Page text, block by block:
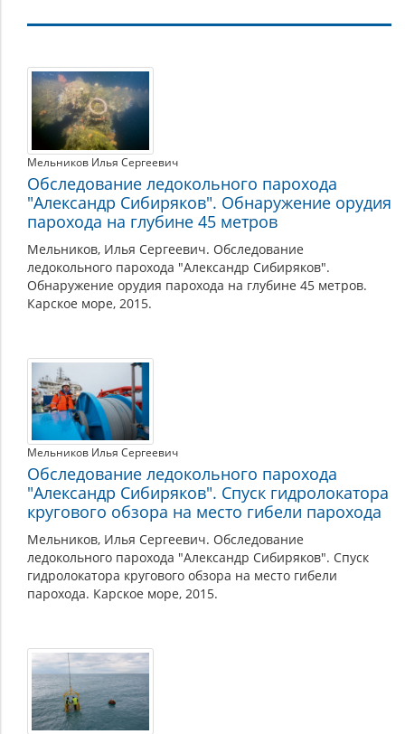
Память
Мельников Илья Сергеевич
Обследование ледокольного парохода
"Александр Сибиряков". Обнаружение орудия
парохода на глубине 45 метров
Мельников, Илья Сергеевич. Обследование
ледокольного парохода "Александр Сибиряков".
Обнаружение орудия парохода на глубине 45 метров.
Карское море, 2015.
Мельников Илья Сергеевич
Обследование ледокольного парохода
"Александр Сибиряков". Спуск гидролокатора
кругового обзора на место гибели парохода
Мельников, Илья Сергеевич. Обследование
ледокольного парохода "Александр Сибиряков". Спуск
гидролокатора кругового обзора на место гибели
парохода. Карское море, 2015.